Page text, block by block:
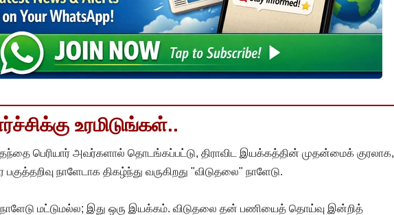
உரமிடுங்கள்..
பெரியார் அவர்களால் தொடங்கப்பட்டு, திராவிட இயக்கத்தின் முதன்மைக் குரலாக,
நாளேடாக திகழ்ந்து வருகிறது "விடுதலை" நாளேடு.
நாளேடு மட்டுமல்ல; இது ஒரு இயக்கம். விடுதலை தன் பணியைத் தொய்வு இன்றித்